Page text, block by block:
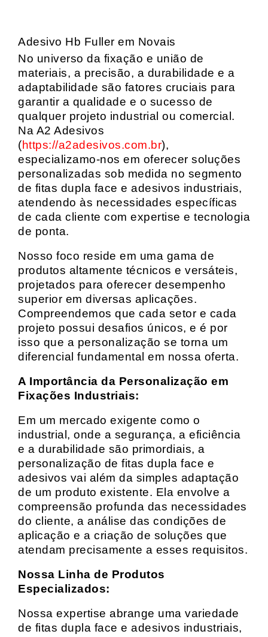
Adesivo Hb Fuller em Novais
No universo da fixação e união de
materiais, a precisão, a durabilidade e a
adaptabilidade são fatores cruciais para
garantir a qualidade e o sucesso de
qualquer projeto industrial ou comercial.
Na A2 Adesivos
(https://a2adesivos.com.br),
especializamo-nos em oferecer soluções
personalizadas sob medida no segmento
de fitas dupla face e adesivos industriais,
atendendo às necessidades específicas
de cada cliente com expertise e tecnologia
de ponta.
Nosso foco reside em uma gama de
produtos altamente técnicos e versáteis,
projetados para oferecer desempenho
superior em diversas aplicações.
Compreendemos que cada setor e cada
projeto possui desafios únicos, e é por
isso que a personalização se torna um
diferencial fundamental em nossa oferta.
A Importância da Personalização em
Fixações Industriais:
Em um mercado exigente como o
industrial, onde a segurança, a eficiência
e a durabilidade são primordiais, a
personalização de fitas dupla face e
adesivos vai além da simples adaptação
de um produto existente. Ela envolve a
compreensão profunda das necessidades
do cliente, a análise das condições de
aplicação e a criação de soluções que
atendam precisamente a esses requisitos.
Nossa Linha de Produtos
Especializados:
Nossa expertise abrange uma variedade
de fitas dupla face e adesivos industriais,